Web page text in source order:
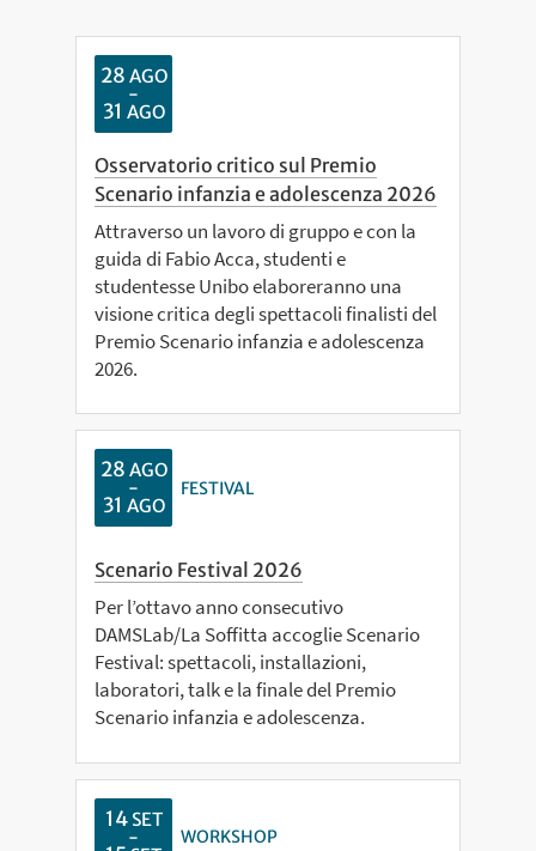
28 AGO
-
31 AGO
Osservatorio critico sul Premio
Scenario infanzia e adolescenza 2026
Attraverso un lavoro di gruppo e con la
guida di Fabio Acca, studenti e
studentesse Unibo elaboreranno una
visione critica degli spettacoli finalisti del
Premio Scenario infanzia e adolescenza
2026.
28 AGO
-
31 AGO
FESTIVAL
Scenario Festival 2026
Per l’ottavo anno consecutivo
DAMSLab/La Soffitta accoglie Scenario
Festival: spettacoli, installazioni,
laboratori, talk e la finale del Premio
Scenario infanzia e adolescenza.
14SET
- WORKSHOP